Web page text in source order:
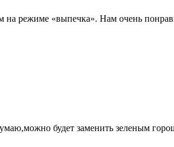
режиме «выпечка». Нам очень
будет заменить зеленым